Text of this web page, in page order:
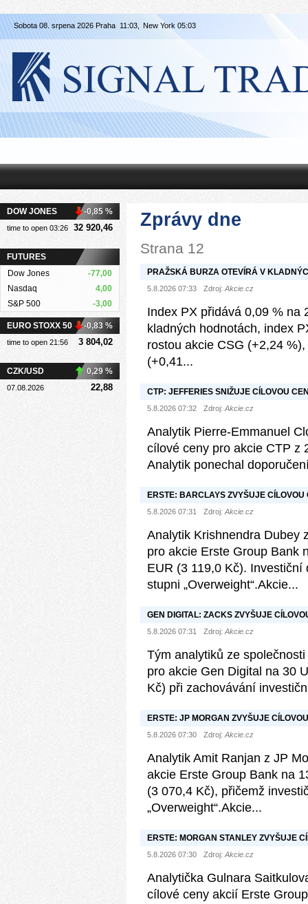
Zprávy dne
Strana 12
PRAŽSKÁ BURZA OTEVÍRÁ V
5.8.2026 07:33 Zdroj: Akcie.cz
Index PX přidává 0,09 % na
kladných hodnotách, index
rostou akcie CSG (+2,24
(+0,41...
CTP: JEFFERIES SNIŽUJE CÍLOVOU
5.8.2026 07:32 Zdroj: Akcie.cz
Analytik Pierre-Emmanuel
cílové ceny pro akcie CTP z
Analytik ponechal
ERSTE: BARCLAYS ZVYŠUJE
„OVERWEIGHT“
5.8.2026 07:31 Zdroj: Akcie.cz
Analytik Krishnendra Dubey
pro akcie Erste Group Bank
EUR (3 119,0 Kč).
stupni „Overweight“.Akcie...
GEN DIGITAL: ZACKS ZVYŠUJE
„NEUTRAL“
5.8.2026 07:31 Zdroj: Akcie.cz
Tým analytiků ze
pro akcie Gen Digital na 30
Kč) při zachovávání
ERSTE: JP MORGAN ZVYŠUJE
„OVERWEIGHT“
5.8.2026 07:30 Zdroj: Akcie.cz
Analytik Amit Ranjan z JP
akcie Erste Group Bank na
(3 070,4 Kč), přičemž
„Overweight“.Akcie...
ERSTE: MORGAN STANLEY ZVYŠUJE
NA „OVERWT/ATTRACTIVE“
5.8.2026 07:30 Zdroj: Akcie.cz
Analytička Gulnara
cílové ceny akcií Erste
DOW JONES -0,85 %
time to open 03:26 32 920,46
FUTURES
Dow Jones
-77,00
Nasdaq
4,00
S&P 500
-3,00
EURO STOXX 50 -0,83 %
time to open 21:56 3 804,02
CZK/USD 0,29 %
07.08.2026 22,88
Sobota 08. srpena 2026 Praha 11:03, New York 05:03